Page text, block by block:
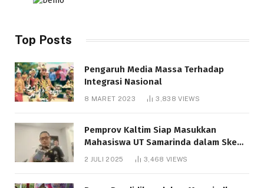
Top Posts
Pengaruh Media Massa Terhadap
Integrasi Nasional
8 MARET 2023 3,838VIEWS
Pemprov Kaltim Siap Masukkan
Mahasiswa UT Samarinda dalam Skema
Bantuan Pendidikan Gratispol
2 JULI 2025 3,468 VIEWS